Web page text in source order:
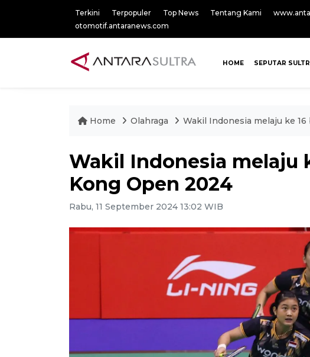
Terkini Terpopuler Top News Tentang Kami
otomotif.antaranews.com
HOME SEPUTAR
Home Olahraga Wakil Indonesia melaju ke
Wakil Indonesia melaju
Kong Open 2024
Rabu, 11 September 2024 13:02 WIB